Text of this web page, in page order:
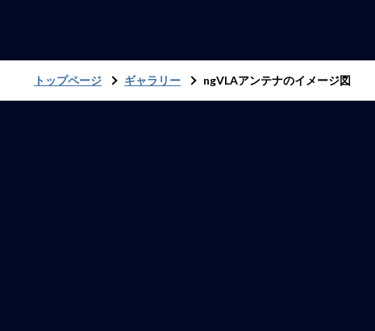
トップページ ギャラリー ngVLAアンテナのイメージ図